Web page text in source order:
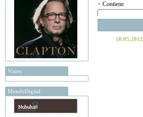
Viajes
MundoDigital
Contiene
10.05.2012